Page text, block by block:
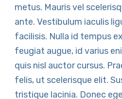
metus. Mauris vel
ante. Vestibulum iaculis
facilisis. Nulla id tempus
feugiat augue, id varius
quis nisl auctor cursus.
felis, ut scelerisque elit.
tristique lacinia. Donec